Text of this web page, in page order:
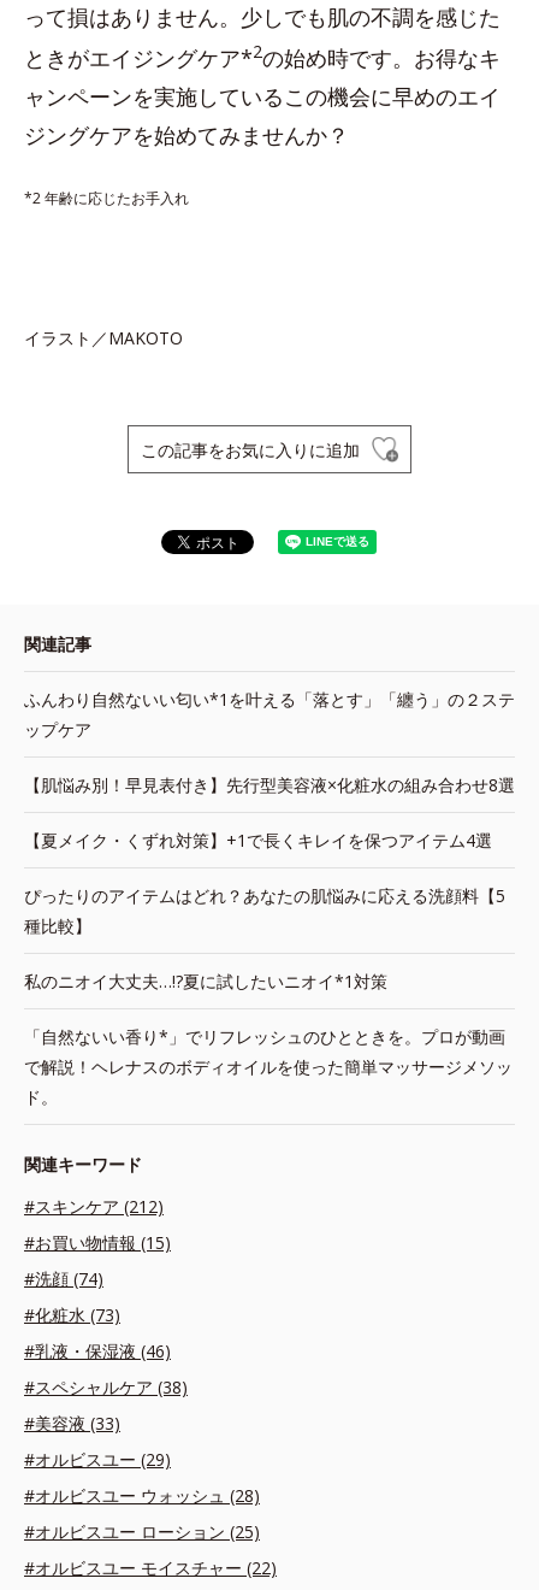
って損はありません。少しでも肌の不調を感じた
ときがエイジングケア*2の始め時です。お得なキ
ャンペーンを実施しているこの機会に早めのエイ
ジングケアを始めてみませんか？
*2 年齢に応じたお手入れ
イラスト／MAKOTO
この記事をお気に入りに追加
関連記事
ふんわり自然ないい匂い*1を叶える「落とす」「纏う」の２ステ
ップケア
【肌悩み別！早見表付き】先行型美容液×化粧水の組み合わせ8選
【夏メイク・くずれ対策】+1で長くキレイを保つアイテム4選
ぴったりのアイテムはどれ？あなたの肌悩みに応える洗顔料【5
種比較】
私のニオイ大丈夫…!?夏に試したいニオイ*1対策
「自然ないい香り*」でリフレッシュのひとときを。プロが動画
で解説！ヘレナスのボディオイルを使った簡単マッサージメソッ
ド。
関連キーワード
#スキンケア (212)
#お買い物情報 (15)
#洗顔 (74)
#化粧水 (73)
#乳液・保湿液 (46)
#スペシャルケア (38)
#美容液 (33)
#オルビスユー (29)
#オルビスユー ウォッシュ (28)
#オルビスユー ローション (25)
#オルビスユー モイスチャー (22)